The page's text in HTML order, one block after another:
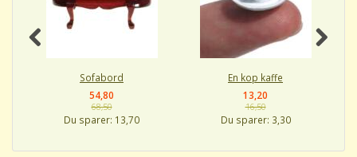
Sofabord
54,80
68,50
Du sparer: 13,70
En kop kaffe
13,20
16,50
Du sparer: 3,30